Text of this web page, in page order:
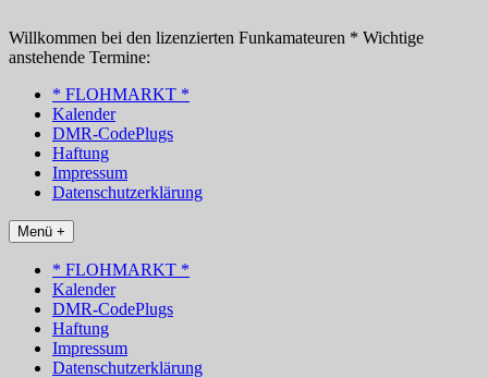
Inhalt
springen
Willkommen bei den lizenzierten Funkamateuren * Wichtige
anstehende Termine:
* FLOHMARKT *
Kalender
DMR-CodePlugs
Haftung
Impressum
Datenschutzerklärung
Menü +
* FLOHMARKT *
Kalender
DMR-CodePlugs
Haftung
Impressum
Datenschutzerklärung